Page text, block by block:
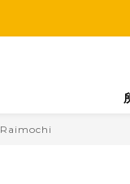
Raimochi